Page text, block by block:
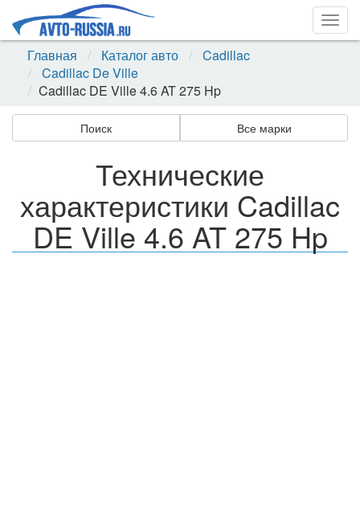
Главная
Каталог авто
Cadillac
Cadillac De Ville
Cadillac DE Ville 4.6 AT 275 Hp
Поиск Все марки
Технические
характеристики Cadillac
DE Ville 4.6 AT 275 Hp